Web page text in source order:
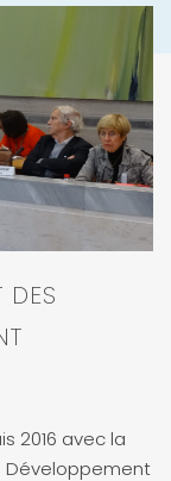
DES
2016 avec la
Développement